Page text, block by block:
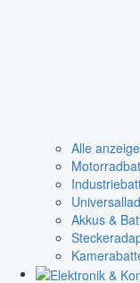
Alle
Akkus &